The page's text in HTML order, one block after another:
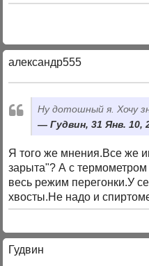
александр555
Ну дотошный я. Хочу
Гудвин, 31 Янв. 10,
Я того же мнения.Все же
зарыта"? А с
весь режим перегонки.У
хвосты.Не надо и
Гудвин